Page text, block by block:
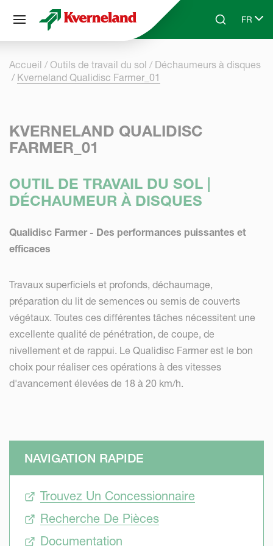
Skip to main contentSearchFR
Select
Accueil Outils de travail du sol
Déchaumeurs à disques
Kverneland Qualidisc Farmer_01
KVERNELAND QUALIDISC
FARMER_01
OUTIL DE TRAVAIL DU SOL |
DÉCHAUMEUR À DISQUES
Qualidisc Farmer - Des performances puissantes et
efficaces
Travaux superficiels et profonds, déchaumage,
préparation du lit de semences ou semis de couverts
végétaux. Toutes ces différentes tâches nécessitent une
excellente qualité de pénétration, de coupe, de
nivellement et de rappui. Le Qualidisc Farmer est le bon
choix pour réaliser ces opérations à des vitesses
d'avancement élevées de 18 à 20 km/h.
NAVIGATION RAPIDE
Trouvez Un Concessionnaire
Recherche De Pièces
Documentation
Panneau de gestion des cookies